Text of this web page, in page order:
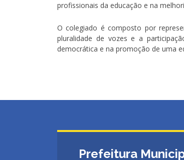
profissionais da educação e na
O colegiado é composto por
pluralidade de vozes e a
democrática e na promoção de uma
Prefeitura